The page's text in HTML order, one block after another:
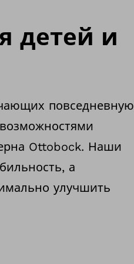
детей и
повседневную
Ottobock. Наши
а
улучшить